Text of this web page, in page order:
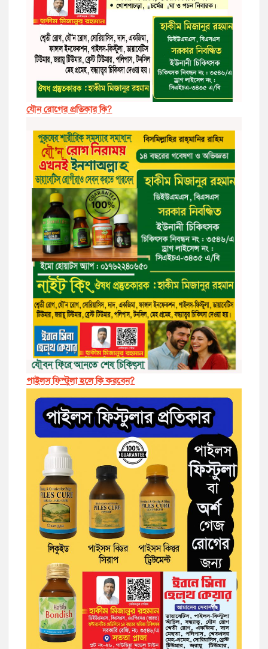
যৌন রোগের প্রতিকার কি?
পাইলস ফিস্টুলা হলে কি করবেন?